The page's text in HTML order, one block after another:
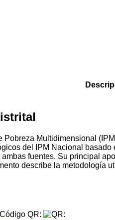
Multidimensional
del IPM Nacional
fuentes. Su principal
describe la metodología
Código QR: